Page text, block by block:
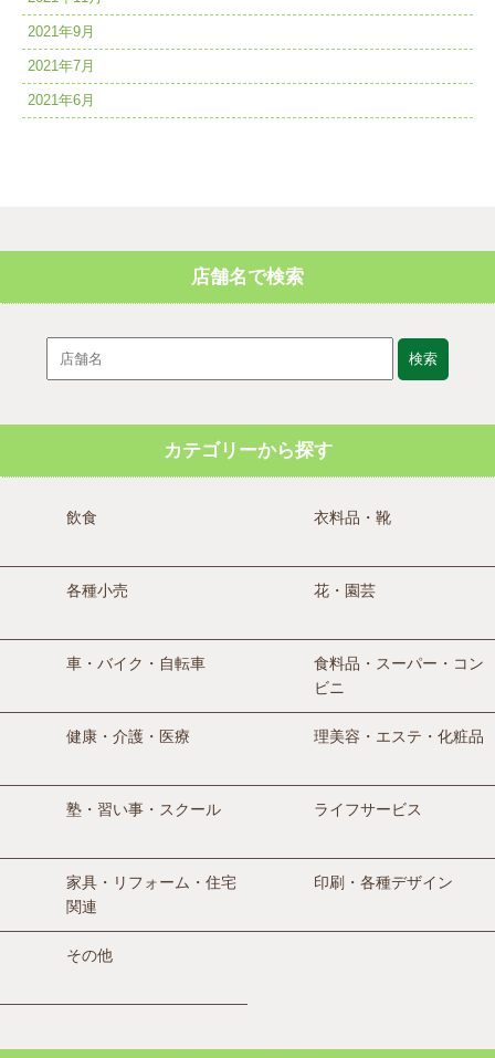
2021年9月
2021年7月
2021年6月
店舗名で検索
検索
カテゴリーから探す
飲食 衣料品・靴
各種小売 花・園芸
車・バイク・自転車
食料品・スーパー・コン
ビニ
健康・介護・医療 理美容・エステ・化粧品
塾・習い事・スクール ライフサービス
家具・リフォーム・住宅
関連
印刷・各種デザイン
その他